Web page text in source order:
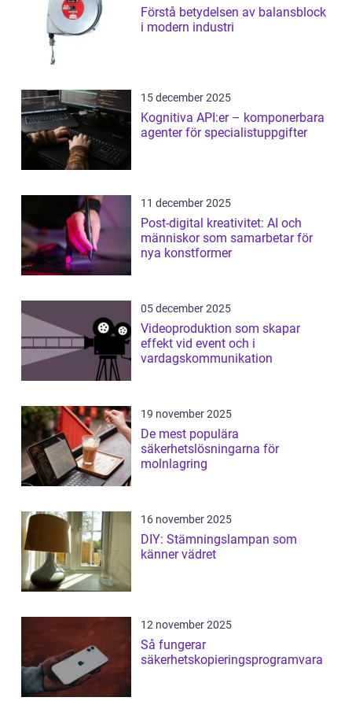
Förstå betydelsen av balansblock
i modern industri
15 december 2025
Kognitiva API:er – komponerbara
agenter för specialistuppgifter
11 december 2025
Post-digital kreativitet: AI och
människor som samarbetar för
nya konstformer
05 december 2025
Videoproduktion som skapar
effekt vid event och i
vardagskommunikation
19 november 2025
De mest populära
säkerhetslösningarna för
molnlagring
16 november 2025
DIY: Stämningslampan som
känner vädret
12 november 2025
Så fungerar
säkerhetskopieringsprogramvara